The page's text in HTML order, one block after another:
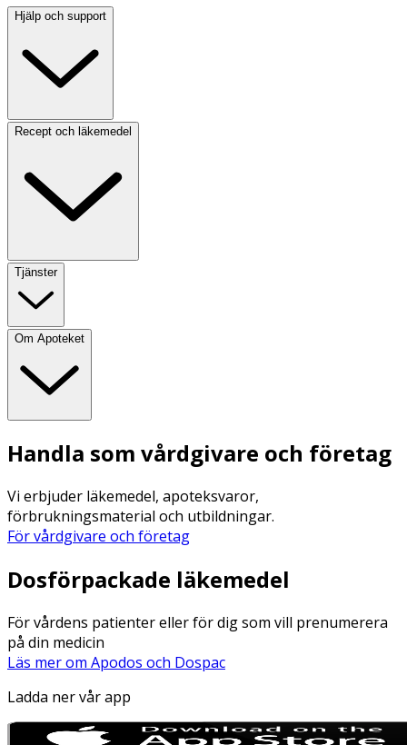
Hjälp och support
Recept och läkemedel
Tjänster
Om Apoteket
Handla som vårdgivare och företag
Vi erbjuder läkemedel, apoteksvaror,
förbrukningsmaterial och utbildningar.
För vårdgivare och företag
Dosförpackade läkemedel
För vårdens patienter eller för dig som vill prenumerera
på din medicin
Läs mer om Apodos och Dospac
Ladda ner vår app